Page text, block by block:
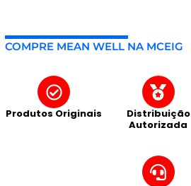
COMPRE MEAN WELL NA MCEIG
Produtos Originais
Distribuição
Autorizada